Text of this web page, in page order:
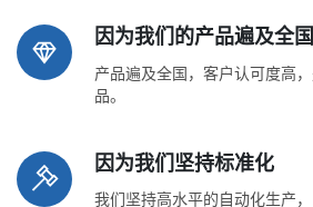
因为我们的产品遍及全国
产品遍及全国，客户认可度高
品。
因为我们坚持标准化
我们坚持高水平的自动化生产，